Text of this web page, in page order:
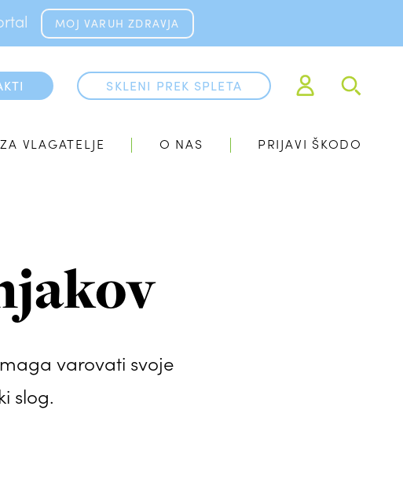
MOJ VARUH ZDRAVJA
SKLENI PREK SPLETA
ZA VLAGATELJE O NAS PRIJAVI ŠKODO
varovati svoje
slog.